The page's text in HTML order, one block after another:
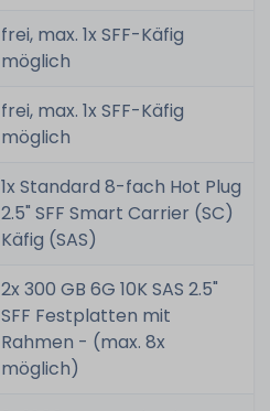
frei, max. 1x SFF-Käfig
möglich
frei, max. 1x SFF-Käfig
möglich
1x Standard 8-fach Hot Plug
2.5" SFF Smart Carrier (SC)
Käfig (SAS)
2x 300 GB 6G 10K SAS 2.5"
SFF Festplatten mit
Rahmen - (max. 8x
möglich)